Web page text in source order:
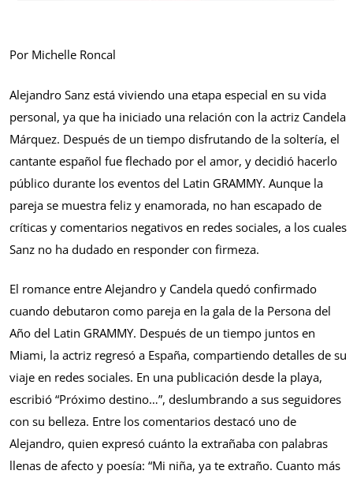
Por Michelle Roncal
Alejandro Sanz está viviendo una etapa especial en su vida
personal, ya que ha iniciado una relación con la actriz Candela
Márquez. Después de un tiempo disfrutando de la soltería, el
cantante español fue flechado por el amor, y decidió hacerlo
público durante los eventos del Latin GRAMMY. Aunque la
pareja se muestra feliz y enamorada, no han escapado de
críticas y comentarios negativos en redes sociales, a los cuales
Sanz no ha dudado en responder con firmeza.
El romance entre Alejandro y Candela quedó confirmado
cuando debutaron como pareja en la gala de la Persona del
Año del Latin GRAMMY. Después de un tiempo juntos en
Miami, la actriz regresó a España, compartiendo detalles de su
viaje en redes sociales. En una publicación desde la playa,
escribió “Próximo destino…”, deslumbrando a sus seguidores
con su belleza. Entre los comentarios destacó uno de
Alejandro, quien expresó cuánto la extrañaba con palabras
llenas de afecto y poesía: “Mi niña, ya te extraño. Cuanto más